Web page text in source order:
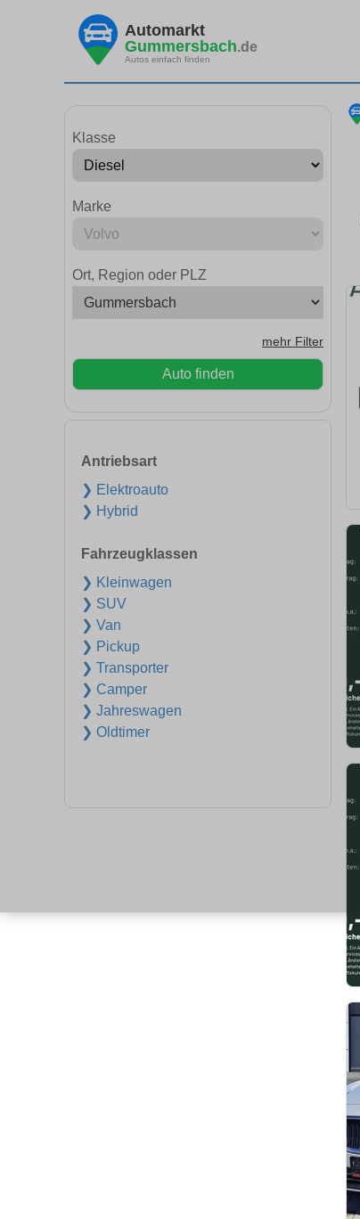
Automarkt
Gummersbach.de
Autos einfach finden
Klasse
Marke
Ort, Region oder PLZ
mehr Filter
Auto finden
Antriebsart
❯ Elektroauto
❯ Hybrid
Fahrzeugklassen
❯ Kleinwagen
❯ SUV
❯ Van
❯ Pickup
❯ Transporter
❯ Camper
❯ Jahreswagen
❯ Oldtimer